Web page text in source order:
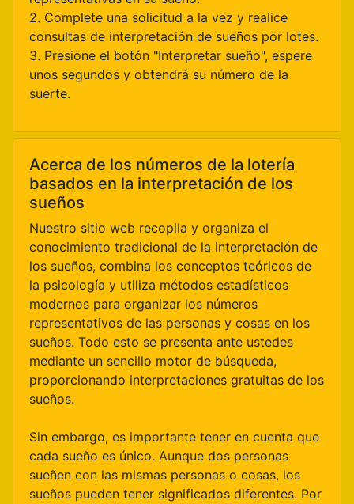
2. Complete una solicitud a la vez y realice
consultas de interpretación de sueños por lotes.
3. Presione el botón "Interpretar sueño", espere
unos segundos y obtendrá su número de la
suerte.
Acerca de los números de la lotería
basados en la interpretación de los
sueños
Nuestro sitio web recopila y organiza el
conocimiento tradicional de la interpretación de
los sueños, combina los conceptos teóricos de
la psicología y utiliza métodos estadísticos
modernos para organizar los números
representativos de las personas y cosas en los
sueños. Todo esto se presenta ante ustedes
mediante un sencillo motor de búsqueda,
proporcionando interpretaciones gratuitas de los
sueños.
Sin embargo, es importante tener en cuenta que
cada sueño es único. Aunque dos personas
sueñen con las mismas personas o cosas, los
sueños pueden tener significados diferentes. Por